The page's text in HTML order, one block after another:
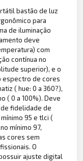
bastão de luz
para
de iluminação
deve
com
contínua no
superior), e o
de cores
( hue: 0 a 360?),
( 0 a 100%). Deve
fidelidade de
95 e tlci (
mínimo 97,
cores sem
O
ajuste digital